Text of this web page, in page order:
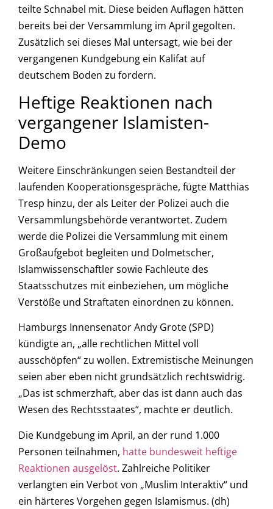
teilte Schnabel mit. Diese beiden Auflagen hätten
bereits bei der Versammlung im April gegolten.
Zusätzlich sei dieses Mal untersagt, wie bei der
vergangenen Kundgebung ein Kalifat auf
deutschem Boden zu fordern.
Heftige Reaktionen nach
vergangener Islamisten-
Demo
Weitere Einschränkungen seien Bestandteil der
laufenden Kooperationsgespräche, fügte Matthias
Tresp hinzu, der als Leiter der Polizei auch die
Versammlungsbehörde verantwortet. Zudem
werde die Polizei die Versammlung mit einem
Großaufgebot begleiten und Dolmetscher,
Islamwissenschaftler sowie Fachleute des
Staatsschutzes mit einbeziehen, um mögliche
Verstöße und Straftaten einordnen zu können.
Hamburgs Innensenator Andy Grote (SPD)
kündigte an, „alle rechtlichen Mittel voll
ausschöpfen“ zu wollen. Extremistische Meinungen
seien aber eben nicht grundsätzlich rechtswidrig.
„Das ist schmerzhaft, aber das ist dann auch das
Wesen des Rechtsstaates“, machte er deutlich.
Die Kundgebung im April, an der rund 1.000
Personen teilnahmen, hatte bundesweit heftige
Reaktionen ausgelöst. Zahlreiche Politiker
verlangten ein Verbot von „Muslim Interaktiv“ und
ein härteres Vorgehen gegen Islamismus. (dh)